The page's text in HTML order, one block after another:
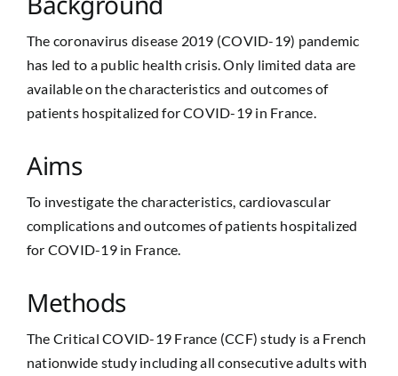
The coronavirus disease 2019 (COVID-19) pandemic
has led to a public health crisis. Only limited data are
available on the characteristics and outcomes of
patients hospitalized for COVID-19 in France.
Aims
To investigate the characteristics, cardiovascular
complications and outcomes of patients hospitalized
for COVID-19 in France.
Methods
The Critical COVID-19 France (CCF) study is a French
nationwide study including all consecutive adults with